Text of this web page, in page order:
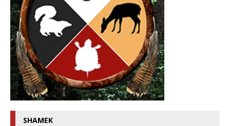
SHAMEK